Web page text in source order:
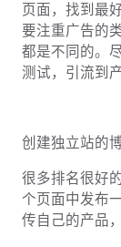
页面，找到最
要注重广告的
都是不同的。
测试，引流到
创建独立站的
很多排名很好
个页面中发布
传自己的产品